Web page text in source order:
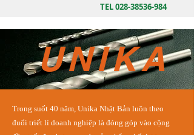
TEL028-38536-984
​UNIKA
Trong suốt 40 năm, Unika Nhật Bản luôn theo
đuổi triết lí doanh nghiệp là đóng góp vào cộng